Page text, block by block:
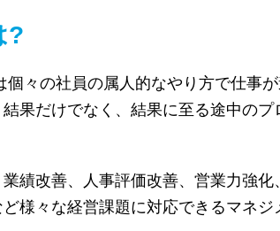
?
個々の社員の属人的なやり方で仕事
果だけでなく、結果に至る途中の
績改善、人事評価改善、営業力強
様々な経営課題に対応できるマネジ